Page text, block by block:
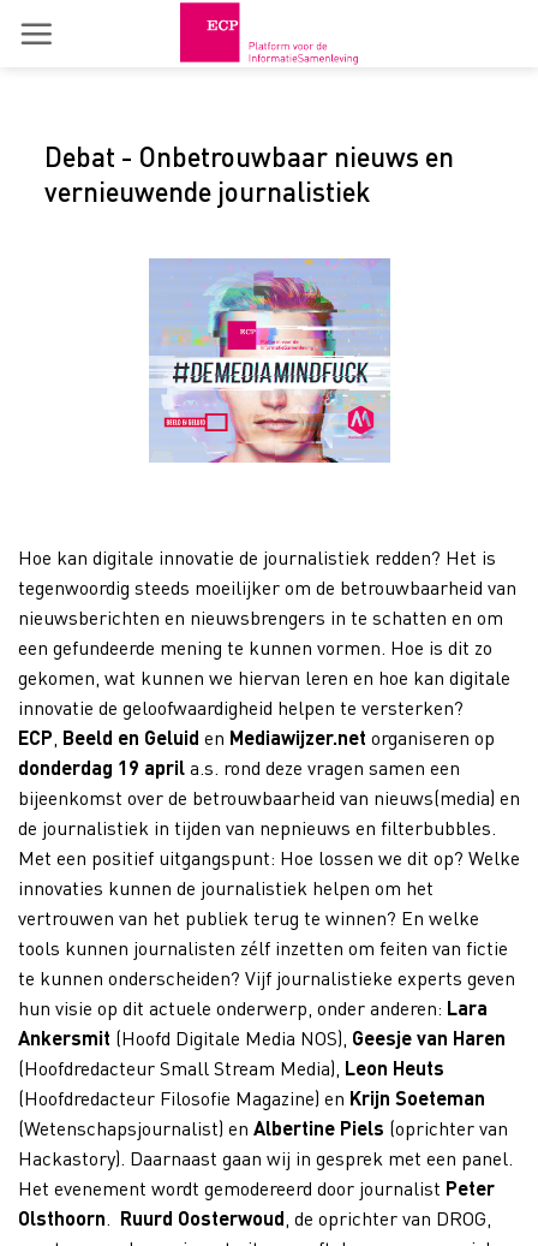
Debat - Onbetrouwbaar nieuws en
vernieuwende journalistiek
Hoe kan digitale innovatie de journalistiek redden? Het is
tegenwoordig steeds moeilijker om de betrouwbaarheid van
nieuwsberichten en nieuwsbrengers in te schatten en om
een gefundeerde mening te kunnen vormen. Hoe is dit zo
gekomen, wat kunnen we hiervan leren en hoe kan digitale
innovatie de geloofwaardigheid helpen te versterken?
ECP Beeld en Geluid en Mediawijzer.net organiseren op
donderdag 19 aprila.s. rond deze vragen samen een
bijeenkomst over de betrouwbaarheid van nieuws(media) en
de journalistiek in tijden van nepnieuws en filterbubbles.
Met een positief uitgangspunt: Hoe lossen we dit op? Welke
innovaties kunnen de journalistiek helpen om het
vertrouwen van het publiek terug te winnen? En welke
tools kunnen journalisten zélf inzetten om feiten van fictie
te kunnen onderscheiden? Vijf journalistieke experts geven
hun visie op dit actuele onderwerp, onder anderen: Lara
Ankersmit (Hoofd Digitale Media NOS), Geesje van Haren
(Hoofdredacteur Small Stream Media), Leon Heuts
(Hoofdredacteur Filosofie Magazine) en Krijn Soeteman
(Wetenschapsjournalist) en Albertine Piels (oprichter van
Hackastory). Daarnaast gaan wij in gesprek met een panel.
Het evenement wordt gemodereerd door journalist Peter
Olsthoorn
Ruurd Oosterwoud , de oprichter van DROG,